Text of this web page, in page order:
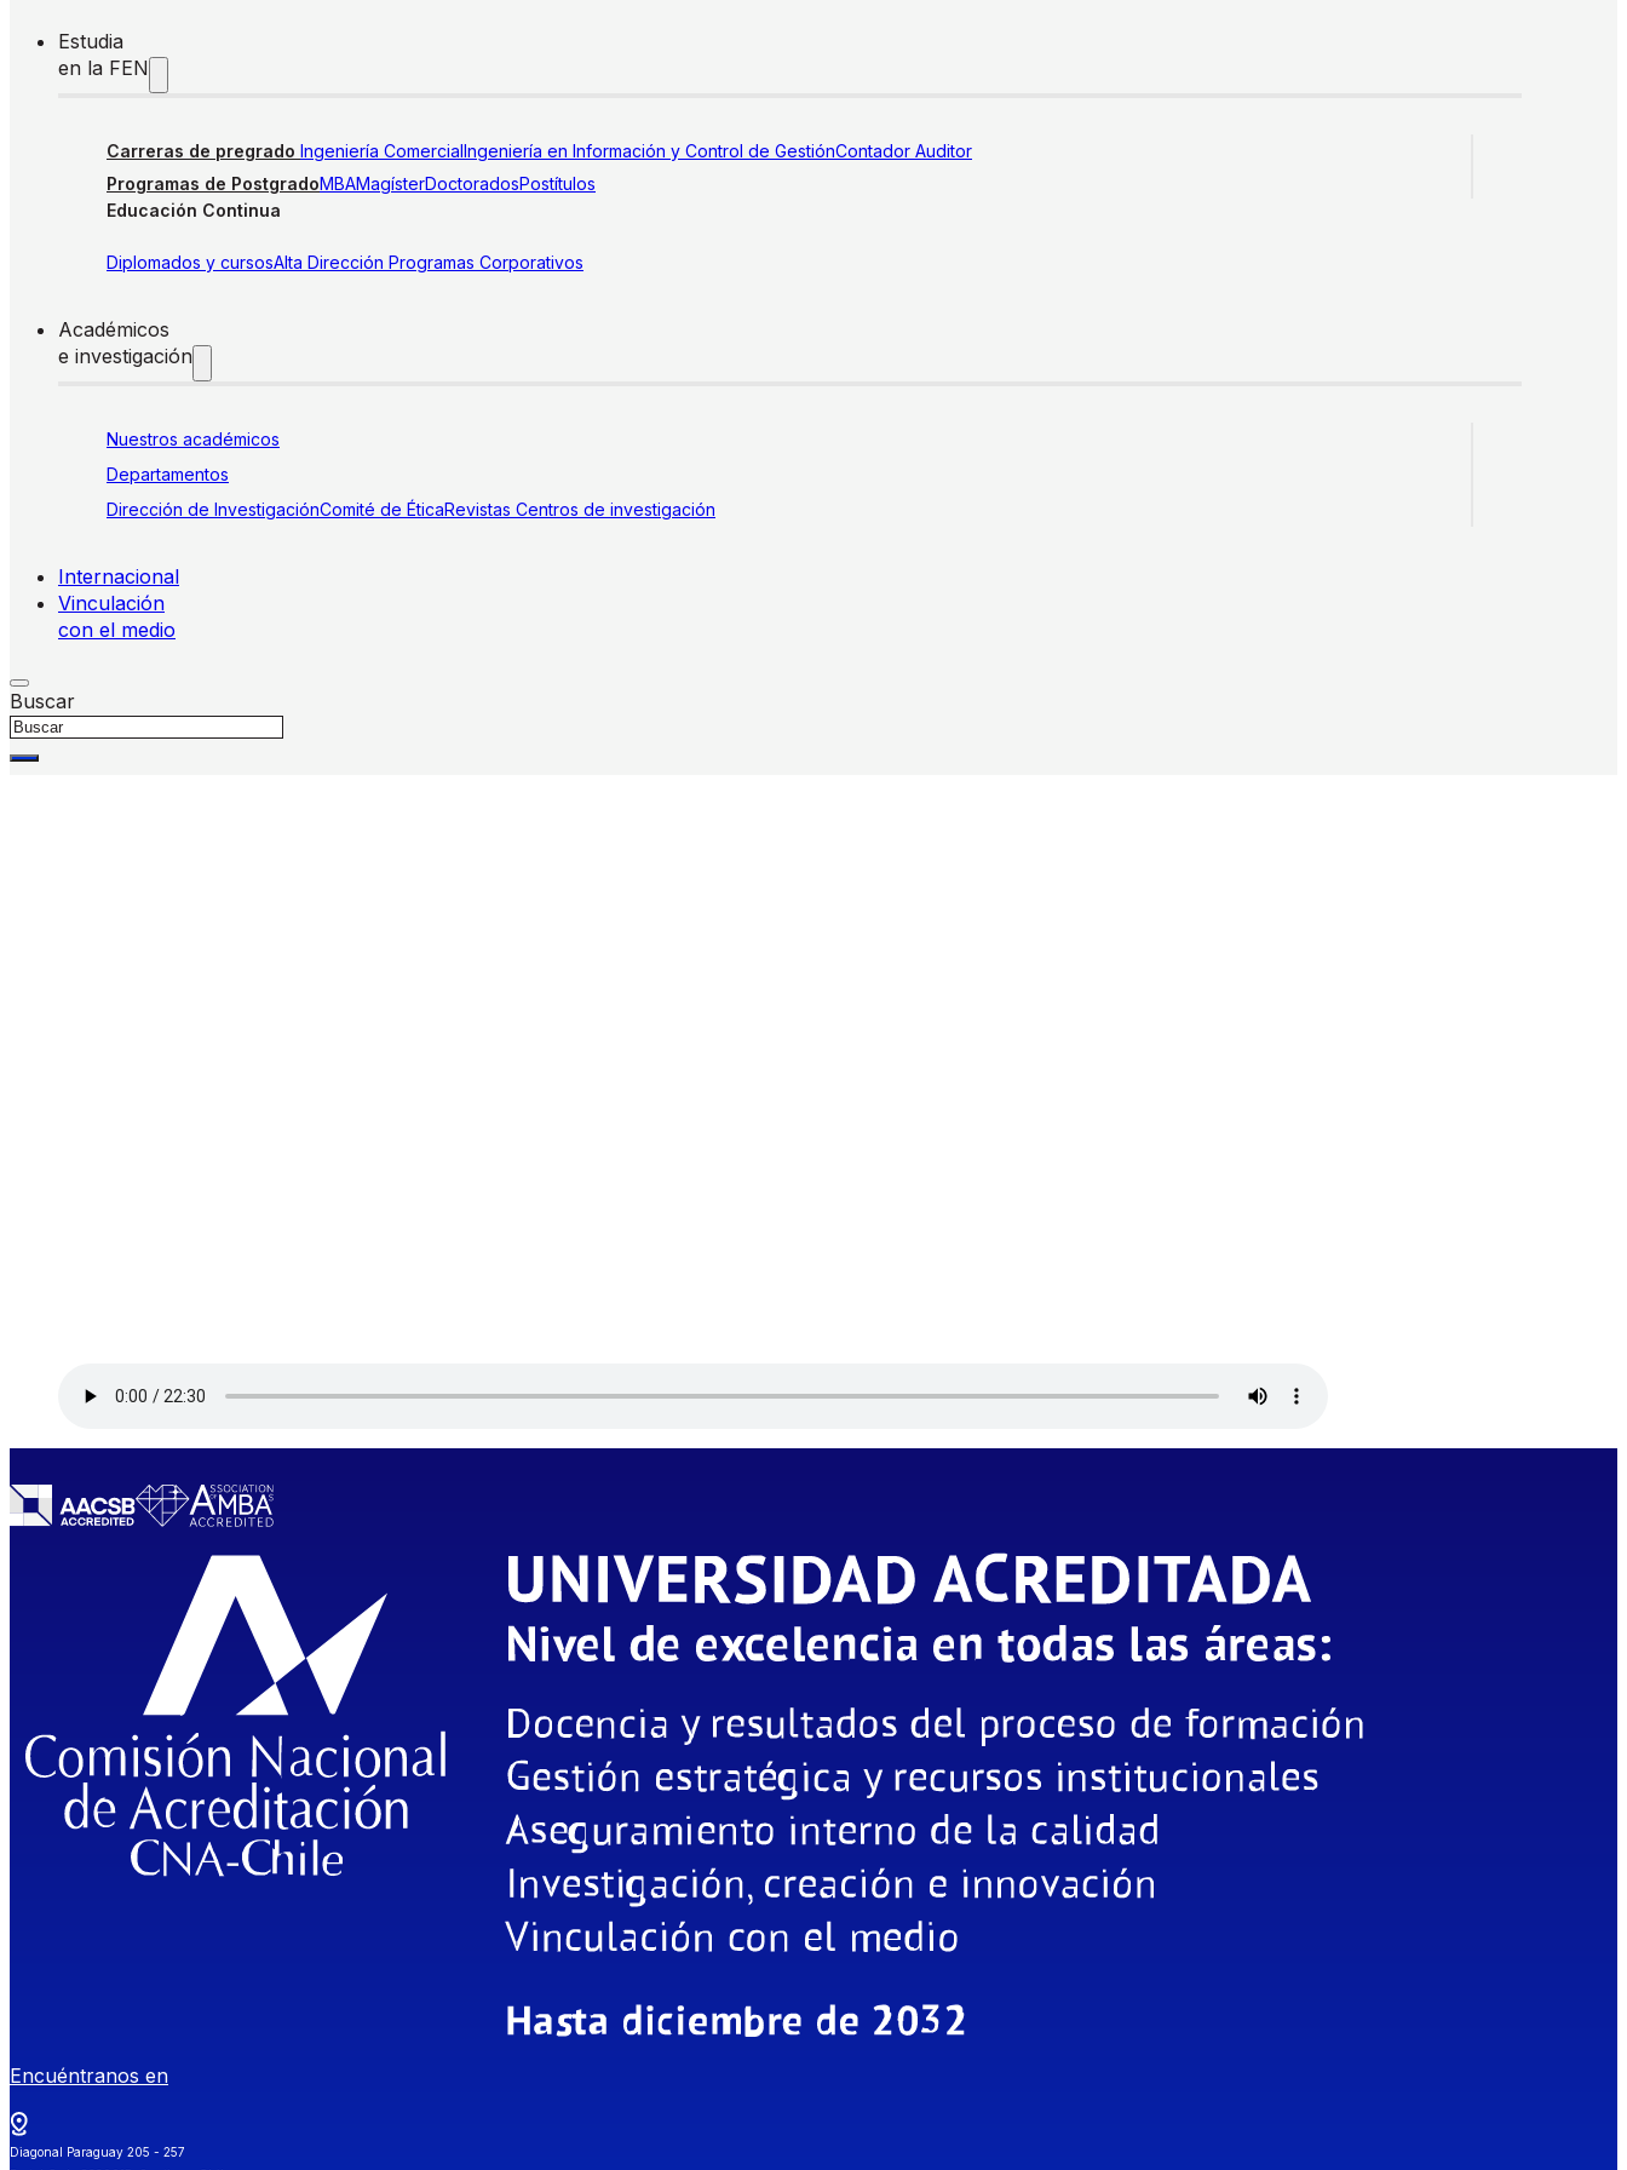
Estudia
en la FEN
Carreras de pregrado Ingeniería ComercialIngeniería en Información y Control de GestiónContador Auditor
Programas de PostgradoMBAMagísterDoctoradosPostítulos
Educación Continua
Diplomados y cursosAlta Dirección Programas Corporativos
Académicos
e investigación
Nuestros académicos
Departamentos
Dirección de InvestigaciónComité de ÉticaRevistas Centros de investigación
Internacional
Vinculación
con el medio
Buscar
Encuéntranos en
Diagonal Paraguay 205 - 257